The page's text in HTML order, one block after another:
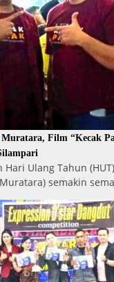
Film “Kecak
Hari Ulang Tahun
semakin